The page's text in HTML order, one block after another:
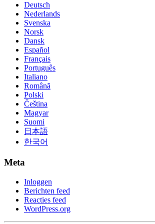
Deutsch
Nederlands
Svenska
Norsk
Dansk
Español
Français
Português
Italiano
Română
Polski
Čeština
Magyar
Suomi
日本語
한국어
Meta
Inloggen
Berichten feed
Reacties feed
WordPress.org